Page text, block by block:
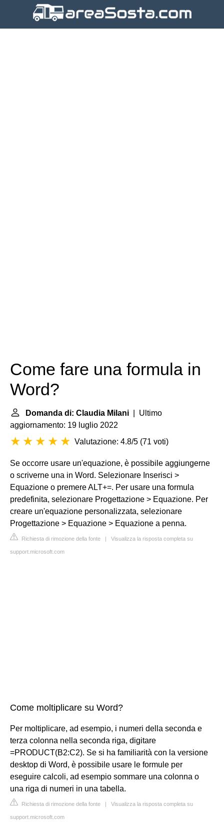
Come fare una formula in
Word?
Domanda di: Claudia Milani | Ultimo
aggiornamento: 19 luglio 2022
Valutazione: 4.8/5 (71 voti)
Se occorre usare un'equazione, è possibile aggiungerne
o scriverne una in Word. Selezionare Inserisci >
Equazione o premere ALT+=. Per usare una formula
predefinita, selezionare Progettazione > Equazione. Per
creare un'equazione personalizzata, selezionare
Progettazione > Equazione > Equazione a penna.
Richiesta di rimozione della fonte | Visualizza la risposta completa su
support.microsoft.com
Come moltiplicare su Word?
Per moltiplicare, ad esempio, i numeri della seconda e
terza colonna nella seconda riga, digitare
=PRODUCT(B2:C2). Se si ha familiarità con la versione
desktop di Word, è possibile usare le formule per
eseguire calcoli, ad esempio sommare una colonna o
una riga di numeri in una tabella.
Richiesta di rimozione della fonte | Visualizza la risposta completa su
support.microsoft.com